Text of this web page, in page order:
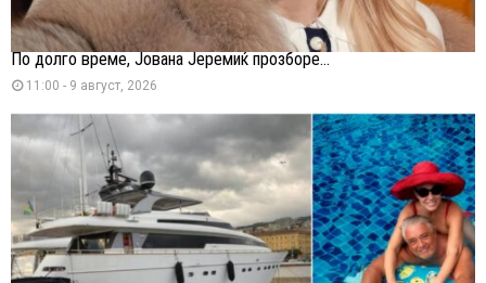
По долго време, Јована Јеремиќ прозборе...
11:00 - 9 август, 2026